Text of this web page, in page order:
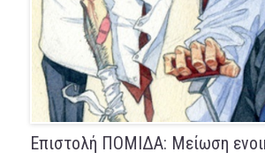
Επιστολή ΠΟΜΙΔΑ: Μείωση